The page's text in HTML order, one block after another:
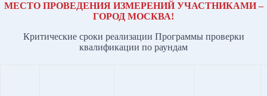
МЕСТО ПРОВЕДЕНИЯ ИЗМЕРЕНИЙ УЧАСТНИКАМИ –
ГОРОД МОСКВА!
Критические сроки реализации Программы проверки
квалификации по раундам